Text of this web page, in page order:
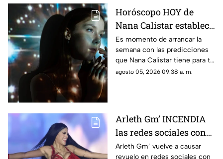
Horóscopo HOY de
Nana Calistar establece
que... ESTOS SIGNOS
lamentarán NO CUIDAR
su SALUD
Es momento de arrancar la
semana con las predicciones
que Nana Calistar tiene para tu
horóscopo hoy 5 de agosto de
agosto 05, 2026 09:38 a. m.
Arleth Gm’ INCENDIA
las redes sociales con
ATREVIDO baile y le
Arleth Gm’ vuelve a causar
revuelo en redes sociales con